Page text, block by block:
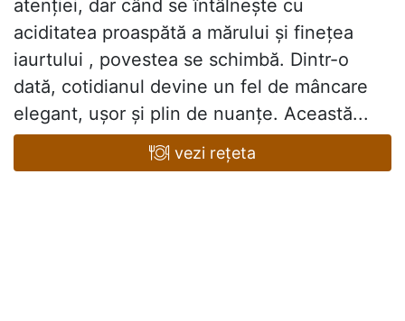
atenției, dar când se întâlnește cu
aciditatea proaspătă a mărului și finețea
iaurtului , povestea se schimbă. Dintr-o
dată, cotidianul devine un fel de mâncare
elegant, ușor și plin de nuanțe. Această...
vezi rețeta